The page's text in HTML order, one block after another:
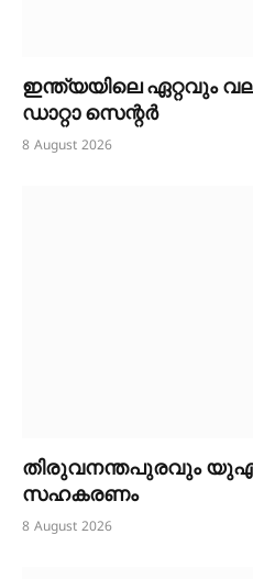
ഇന്ത്യയിലെ ഏറ്റവും
ഡാറ്റാ സെന്റർ
8 August 2026
തിരുവനന്തപുരവും
സഹകരണം
8 August 2026